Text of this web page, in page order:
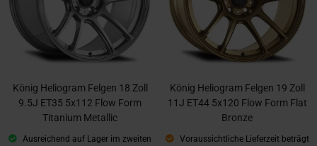
König Heliogram Felgen 18 Zoll
9.5J ET35 5x112 Flow Form
Titanium Metallic
Ausreichend auf Lager im zweiten
König Heliogram Felgen 19 Zoll
11J ET44 5x120 Flow Form Flat
Bronze
Voraussichtliche Lieferzeit beträgt